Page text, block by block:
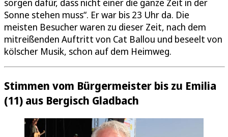
sorgen dafür, dass nicht einer die ganze Zeit in der
Sonne stehen muss“. Er war bis 23 Uhr da. Die
meisten Besucher waren zu dieser Zeit, nach dem
mitreißenden Auftritt von Cat Ballou und beseelt von
kölscher Musik, schon auf dem Heimweg.
Stimmen vom Bürgermeister bis zu Emilia
(11) aus Bergisch Gladbach